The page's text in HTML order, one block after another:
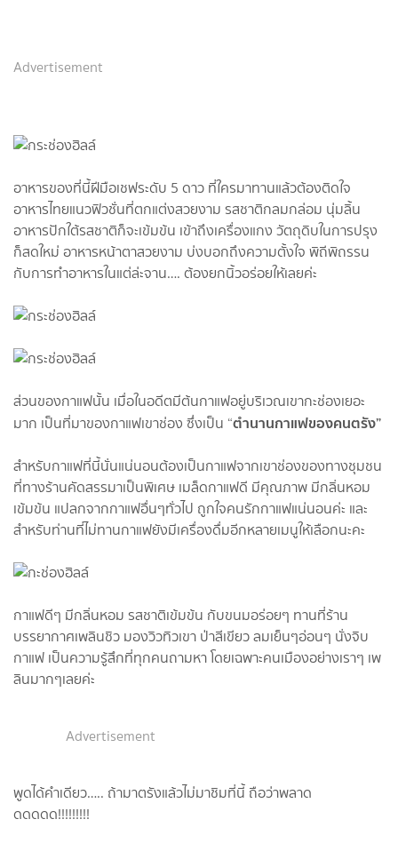
Advertisement
อาหารของที่นี้ฝีมือเชฟระดับ 5 ดาว ที่ใครมาทานแล้วต้องติดใจ
อาหารไทยแนวฟิวชั่นที่ตกแต่งสวยงาม รสชาติกลมกล่อม นุ่มลิ้น
อาหารปักใต้รสชาติก็จะเข้มข้น เข้าถึงเครื่องแกง วัตถุดิบในการปรุง
ก็สดใหม่ อาหารหน้าตาสวยงาม บ่งบอกถึงความตั้งใจ พิถีพิถรรน
กับการทำอาหารในแต่ล่ะจาน…. ต้องยกนิ้วอร่อยให้เลยค่ะ
ส่วนของกาแฟนั้น เมื่อในอดีตมีต้นกาแฟอยู่บริเวณเขากะช่องเยอะ
มาก เป็นที่มาของกาแฟเขาช่อง ซึ่งเป็น “ตำนานกาแฟของคนตรัง”
สำหรับกาแฟที่นี้นั่นแน่นอนต้องเป็นกาแฟจากเขาช่องของทางชุมชน
ที่ทางร้านคัดสรรมาเป็นพิเศษ เมล็ดกาแฟดี มีคุณภาพ มีกลิ่นหอม
เข้มข้น แปลกจากกาแฟอื่นๆทั่วไป ถูกใจคนรักกาแฟแน่นอนค่ะ และ
สำหรับท่านที่ไม่ทานกาแฟยังมีเครื่องดื่มอีกหลายเมนูให้เลือกนะคะ
กาแฟดีๆ มีกลิ่นหอม รสชาติเข้มข้น กับขนมอร่อยๆ ทานที่ร้าน
บรรยากาศเพลินชิว มองวิวทิวเขา ป่าสีเขียว ลมเย็นๆอ่อนๆ นั่งจิบ
กาแฟ เป็นความรู้สึกที่ทุกคนถามหา โดยเฉพาะคนเมืองอย่างเราๆ เพ
ลินมากๆเลยค่ะ
Advertisement
พูดได้คำเดียว….. ถ้ามาตรังแล้วไม่มาชิมที่นี้ ถือว่าพลาด
ดดดดด!!!!!!!!!